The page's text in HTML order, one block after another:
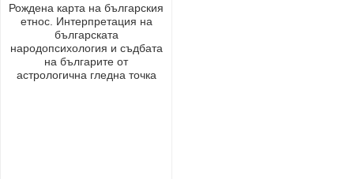
Рождена карта на българския
етнос. Интерпретация на
българската
народопсихология и съдбата
на българите от
астрологична гледна точка